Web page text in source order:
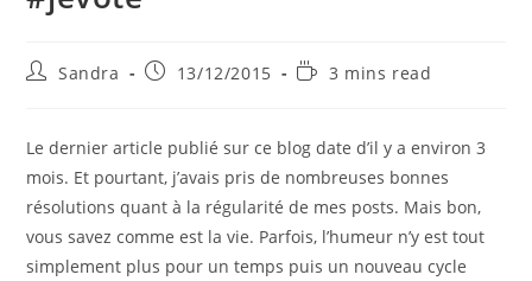
Sandra 13/12/2015 3 mins read
Le dernier article publié sur ce blog date d’il y a environ 3
mois. Et pourtant, j’avais pris de nombreuses bonnes
résolutions quant à la régularité de mes posts. Mais bon,
vous savez comme est la vie. Parfois, l’humeur n’y est tout
simplement plus pour un temps puis un nouveau cycle